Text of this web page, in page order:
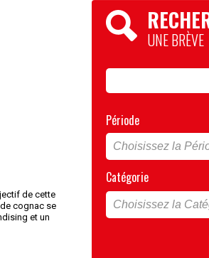
de cette
cognac se
et un
UNE BRÈVE
Période
Catégorie